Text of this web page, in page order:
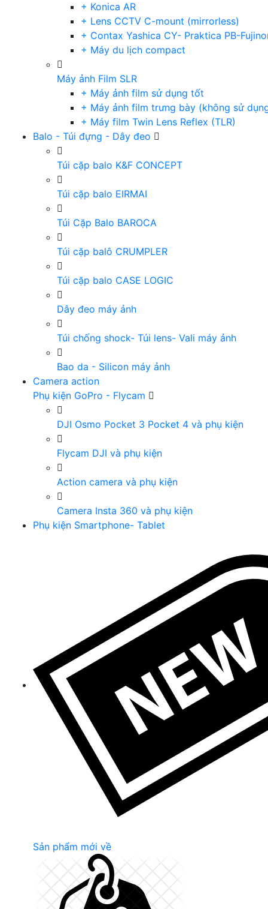
+ Konica AR
+ Lens CCTV C-mount (mirrorless)
+ Contax Yashica CY- Praktica PB-
+ Máy du lịch compact
Máy ảnh Film SLR
+ Máy ảnh film sử dụng tốt
+ Máy ảnh film trưng bày (không sử
+ Máy film Twin Lens Reflex (TLR)
Balo - Túi đựng - Dây đeo
Túi cặp balo K&F CONCEPT
Túi cặp balo EIRMAI
Túi Cặp Balo BAROCA
Túi cặp balô CRUMPLER
Túi cặp balo CASE LOGIC
Dây đeo máy ảnh
Túi chống shock- Túi lens- Vali máy ảnh
Bao da - Silicon máy ảnh
Camera action
Phụ kiện GoPro - Flycam
DJI Osmo Pocket 3 Pocket 4 và phụ kiện
Flycam DJI và phụ kiện
Action camera và phụ kiện
Camera Insta 360 và phụ kiện
Phụ kiện Smartphone- Tablet
Sản phẩm mới về